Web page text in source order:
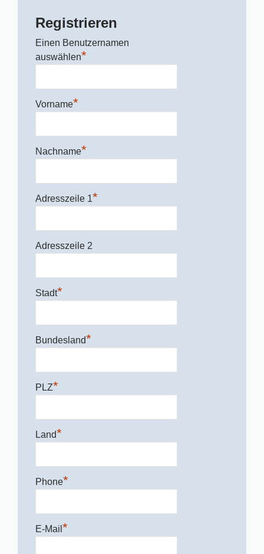
Registrieren
Einen Benutzernamen
auswählen*
Vorname*
Nachname*
Adresszeile 1*
Adresszeile 2
Stadt*
Bundesland*
PLZ*
Land*
Phone*
E-Mail *